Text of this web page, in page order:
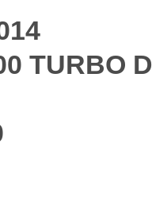
TURBO